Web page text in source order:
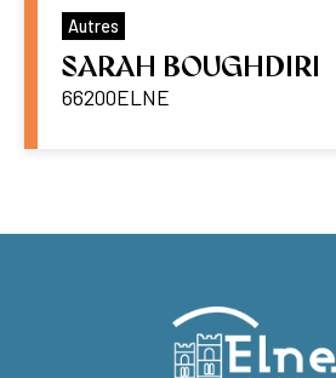
Autres
SARAH BOUGHDIRI
66200ELNE